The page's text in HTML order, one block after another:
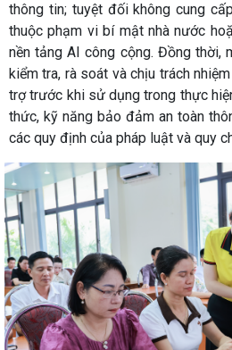
thông tin; tuyệt đối không cung
thuộc phạm vi bí mật nhà nước
nền tảng AI công cộng. Đồng thời,
kiểm tra, rà soát và chịu trách
trợ trước khi sử dụng trong thực
thức, kỹ năng bảo đảm an toàn
các quy định của pháp luật và quy